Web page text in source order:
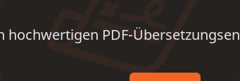
hochwertigen PDF-